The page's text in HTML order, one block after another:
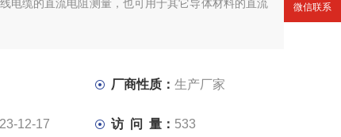
电缆的直流电阻测量，也可用于其它导体材料的直流
厂商性质： 生产厂家
12-17 访 问 量： 533
微信联系